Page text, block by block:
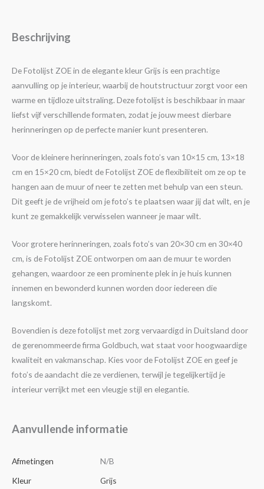
Beschrijving
De Fotolijst ZOE in de elegante kleur Grijs is een prachtige
aanvulling op je interieur, waarbij de houtstructuur zorgt voor een
warme en tijdloze uitstraling. Deze fotolijst is beschikbaar in maar
liefst vijf verschillende formaten, zodat je jouw meest dierbare
herinneringen op de perfecte manier kunt presenteren.
Voor de kleinere herinneringen, zoals foto’s van 10×15 cm, 13×18
cm en 15×20 cm, biedt de Fotolijst ZOE de flexibiliteit om ze op te
hangen aan de muur of neer te zetten met behulp van een steun.
Dit geeft je de vrijheid om je foto’s te plaatsen waar jij dat wilt, en je
kunt ze gemakkelijk verwisselen wanneer je maar wilt.
Voor grotere herinneringen, zoals foto’s van 20×30 cm en 30×40
cm, is de Fotolijst ZOE ontworpen om aan de muur te worden
gehangen, waardoor ze een prominente plek in je huis kunnen
innemen en bewonderd kunnen worden door iedereen die
langskomt.
Bovendien is deze fotolijst met zorg vervaardigd in Duitsland door
de gerenommeerde firma Goldbuch, wat staat voor hoogwaardige
kwaliteit en vakmanschap. Kies voor de Fotolijst ZOE en geef je
foto’s de aandacht die ze verdienen, terwijl je tegelijkertijd je
interieur verrijkt met een vleugje stijl en elegantie.
Aanvullende informatie
Afmetingen
N/B
Kleur
Grijs